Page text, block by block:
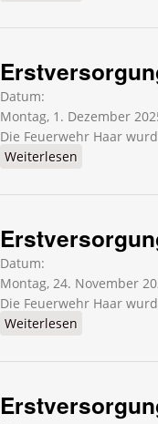
Datum:
Montag, 1. Dezember
Die Feuerwehr Haar
Weiterlesen
Datum:
Montag, 24. November
Die Feuerwehr Haar
Weiterlesen